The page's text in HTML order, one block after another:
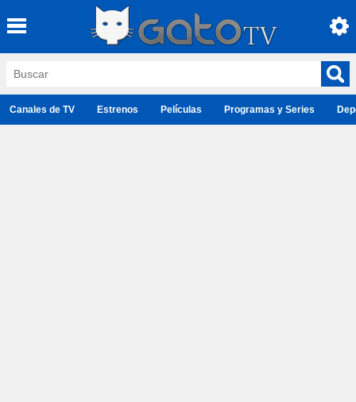
Canales de TV Estrenos Películas Programas y Series